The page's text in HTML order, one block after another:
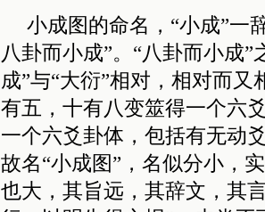
小成图的命名，“小成”一
八卦而小成”。“八卦而小成
成”与“大衍”相对，相对而
有五，十有八变筮得一个六
一个六爻卦体，包括有无动
故名“小成图”，名似分小，
也大，其旨远，其辞文，其